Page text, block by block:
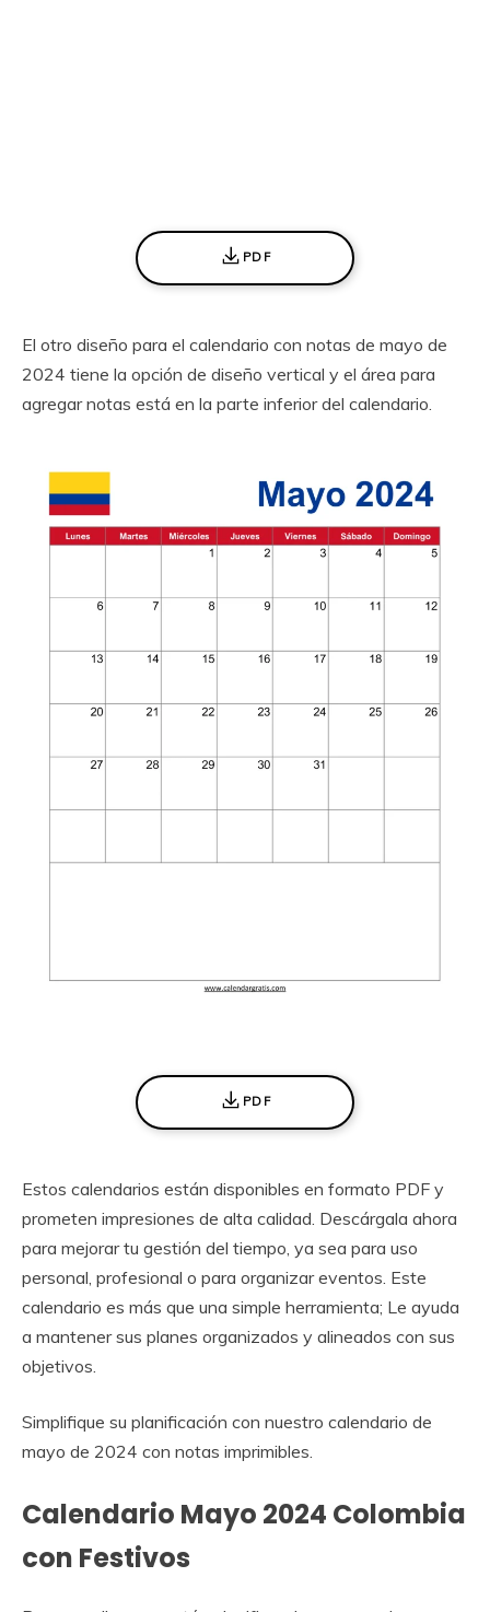
PDF
El otro diseño para el calendario con notas de mayo de
2024 tiene la opción de diseño vertical y el área para
agregar notas está en la parte inferior del calendario.
PDF
Estos calendarios están disponibles en formato PDF y
prometen impresiones de alta calidad. Descárgala ahora
para mejorar tu gestión del tiempo, ya sea para uso
personal, profesional o para organizar eventos. Este
calendario es más que una simple herramienta; Le ayuda
a mantener sus planes organizados y alineados con sus
objetivos.
Simplifique su planificación con nuestro calendario de
mayo de 2024 con notas imprimibles.
Calendario Mayo 2024 Colombia
con Festivos